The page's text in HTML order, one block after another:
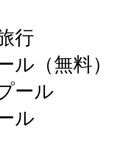
行
ル（無料）
ール
ル